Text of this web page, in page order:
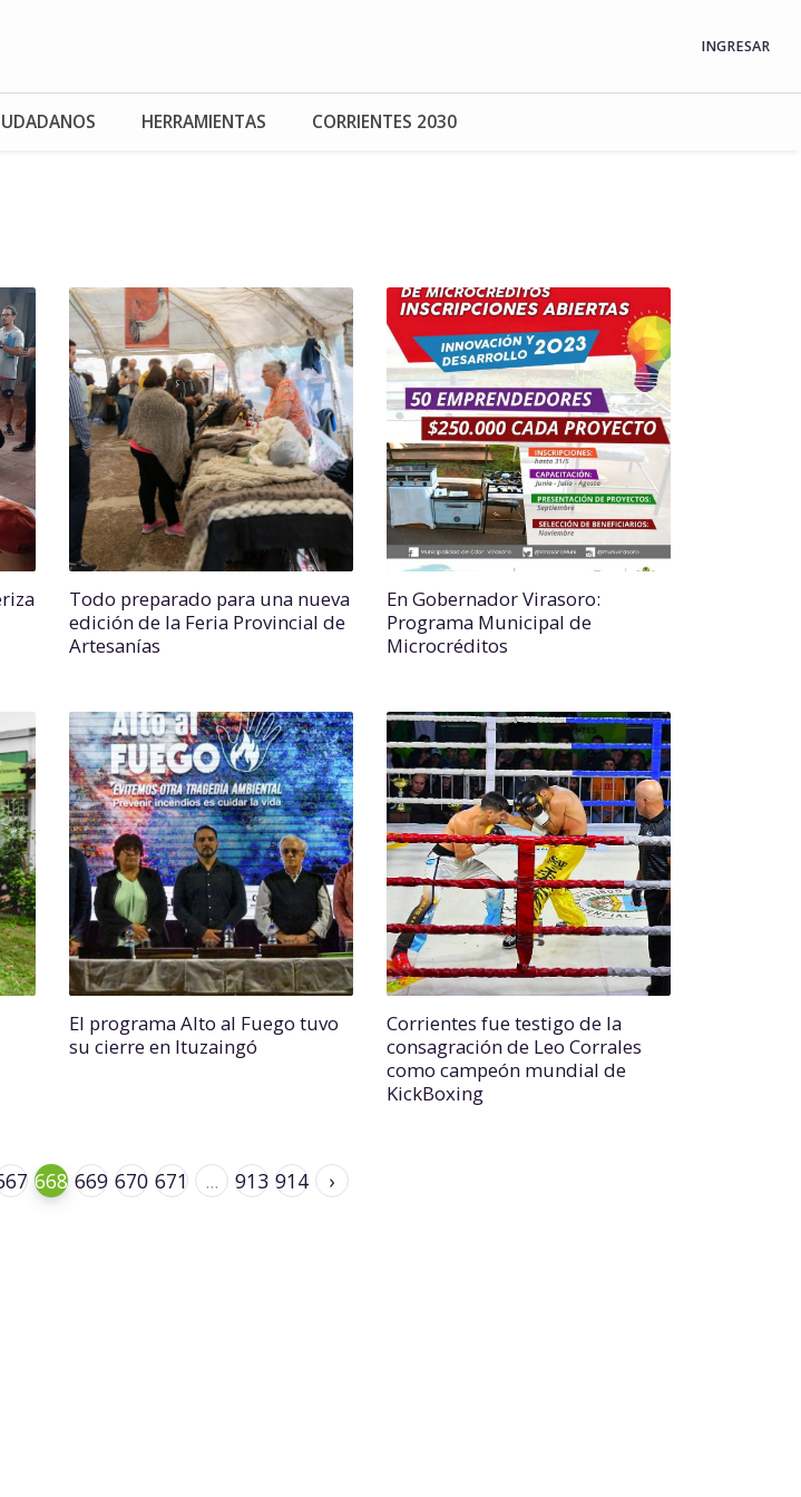
INGRESAR
HERRAMIENTAS CORRIENTES 2030
Todo preparado para una nueva
edición de la Feria Provincial de
Artesanías
En Gobernador Virasoro:
Programa Municipal de
Microcréditos
El programa Alto al Fuego tuvo
su cierre en Ituzaingó
Corrientes fue testigo de la
consagración de Leo Corrales
como campeón mundial de
KickBoxing
668 669 670 671 ... 913 914 ›